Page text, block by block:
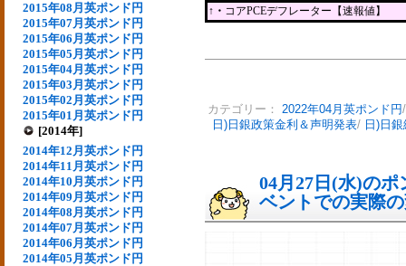
2015年08月英ポンド円
2015年07月英ポンド円
2015年06月英ポンド円
2015年05月英ポンド円
2015年04月英ポンド円
2015年03月英ポンド円
2015年02月英ポンド円
2015年01月英ポンド円
[2014年]
2014年12月英ポンド円
2014年11月英ポンド円
2014年10月英ポンド円
2014年09月英ポンド円
2014年08月英ポンド円
2014年07月英ポンド円
2014年06月英ポンド円
2014年05月英ポンド円
↑・ コアPCEデフレーター【速報値】
カテゴリー： 2022年04月英ポンド円
日)日銀政策金利＆声明発表/ 日)日
04月27日(水)の
ベントでの実際